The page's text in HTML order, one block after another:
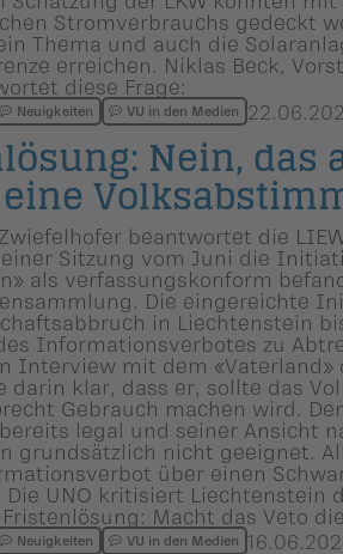
Stromverbrauchs gedeckt
Thema und auch die
erreichen. Niklas Beck,
diese Frage:
Neuigkeiten VU in den Medien
Nein, das
beantwortet die
Sitzung vom Juni die
als verfassungskonform
Die eingereichte
in Liechtenstein
Informationsverbotes zu
Interview mit dem «Vaterland»
darin klar, dass er, sollte das
Gebrauch machen wird.
legal und seiner Ansicht
grundsätzlich nicht geeignet.
über einen
Die UNO kritisiert Liechtenstein
Macht das Veto
Neuigkeiten VU in den Medien